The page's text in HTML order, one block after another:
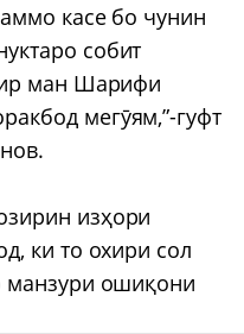
касе бо чунин
собит
ман Шарифи
мегӯям,”-гуфт
изҳори
ки то охири сол
манзури ошиқони